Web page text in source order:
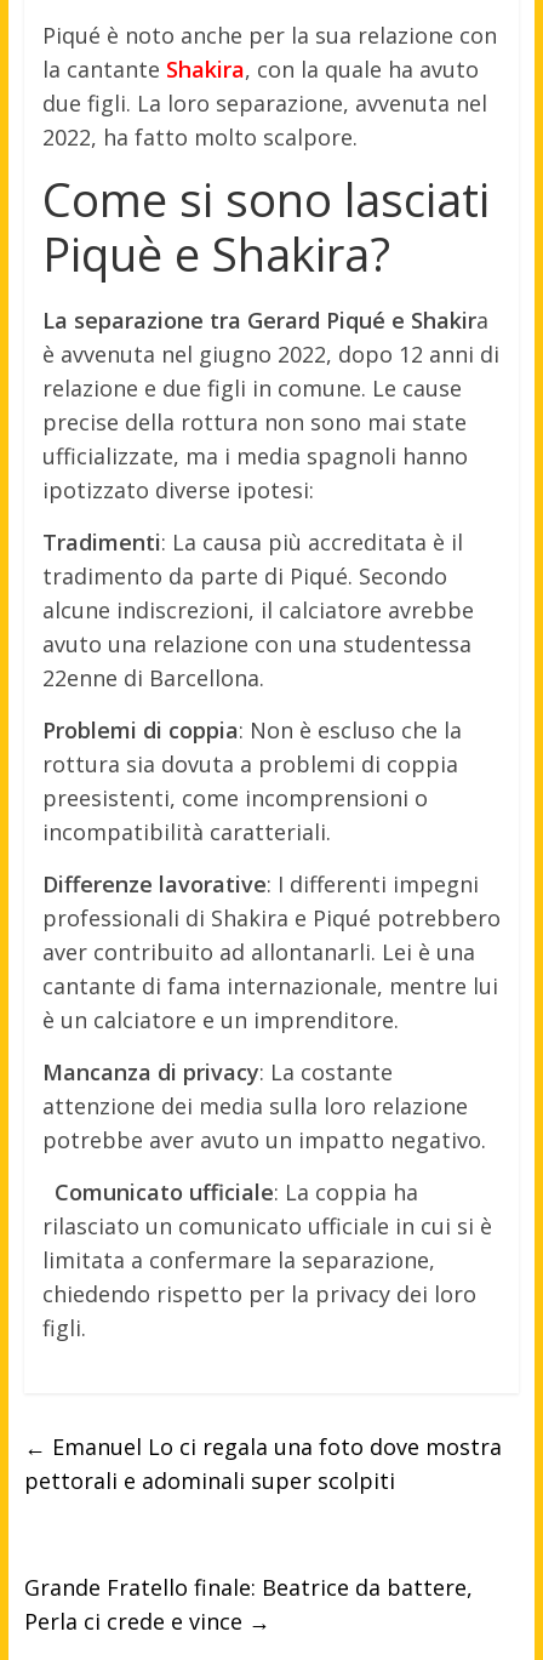
Piqué è noto anche per la sua relazione con
la cantante Shakira, con la quale ha avuto
due figli. La loro separazione, avvenuta nel
2022, ha fatto molto scalpore.
Come si sono lasciati
Piquè e Shakira?
La separazione tra Gerard Piqué e Shakira
è avvenuta nel giugno 2022, dopo 12 anni di
relazione e due figli in comune. Le cause
precise della rottura non sono mai state
ufficializzate, ma i media spagnoli hanno
ipotizzato diverse ipotesi:
Tradimenti: La causa più accreditata è il
tradimento da parte di Piqué. Secondo
alcune indiscrezioni, il calciatore avrebbe
avuto una relazione con una studentessa
22enne di Barcellona.
Problemi di coppia: Non è escluso che la
rottura sia dovuta a problemi di coppia
preesistenti, come incomprensioni o
incompatibilità caratteriali.
Differenze lavorative: I differenti impegni
professionali di Shakira e Piqué potrebbero
aver contribuito ad allontanarli. Lei è una
cantante di fama internazionale, mentre lui
è un calciatore e un imprenditore.
Mancanza di privacy: La costante
attenzione dei media sulla loro relazione
potrebbe aver avuto un impatto negativo.
Comunicato ufficiale: La coppia ha
rilasciato un comunicato ufficiale in cui si è
limitata a confermare la separazione,
chiedendo rispetto per la privacy dei loro
figli.
← Emanuel Lo ci regala una foto dove mostra
pettorali e adominali super scolpiti
Grande Fratello finale: Beatrice da battere,
Perla ci crede e vince →